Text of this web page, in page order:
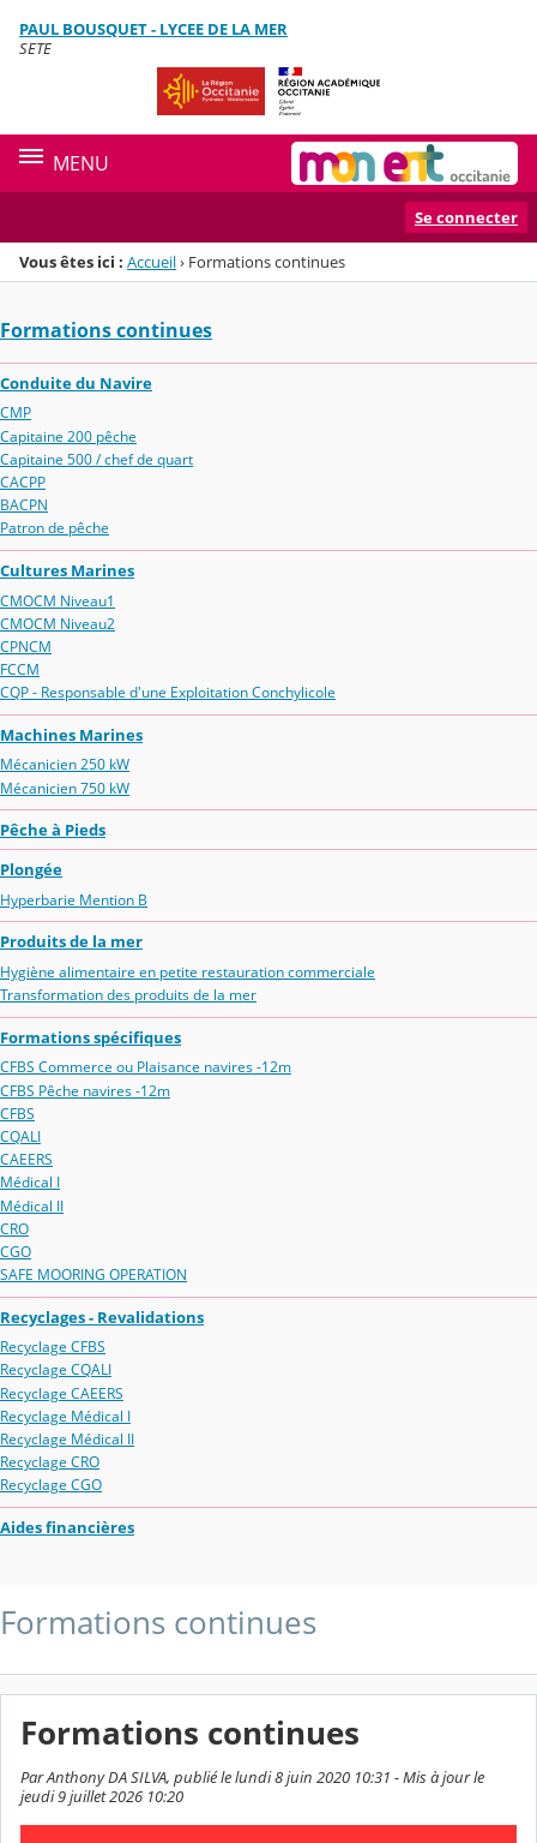
Menu de la rubrique
Contenu
PAUL BOUSQUET - LYCEE DE LA MER
SETE
MENU
Se connecter
Vous êtes ici : Accueil› Formations continues
Formations continues
Conduite du Navire
CMP
Capitaine 200 pêche
Capitaine 500 / chef de quart
CACPP
BACPN
Patron de pêche
Cultures Marines
CMOCM Niveau1
CMOCM Niveau2
CPNCM
FCCM
CQP - Responsable d'une Exploitation Conchylicole
Machines Marines
Mécanicien 250 kW
Mécanicien 750 kW
Pêche à Pieds
Plongée
Hyperbarie Mention B
Produits de la mer
Hygiène alimentaire en petite restauration commerciale
Transformation des produits de la mer
Formations spécifiques
CFBS Commerce ou Plaisance navires -12m
CFBS Pêche navires -12m
CFBS
CQALI
CAEERS
Médical I
Médical II
CRO
CGO
SAFE MOORING OPERATION
Recyclages - Revalidations
Recyclage CFBS
Recyclage CQALI
Recyclage CAEERS
Recyclage Médical I
Recyclage Médical II
Recyclage CRO
Recyclage CGO
Aides financières
Formations continues
Formations continues
Par Anthony DA SILVA, publié le lundi 8 juin 2020 10:31 - Mis à jour le
jeudi 9 juillet 2026 10:20